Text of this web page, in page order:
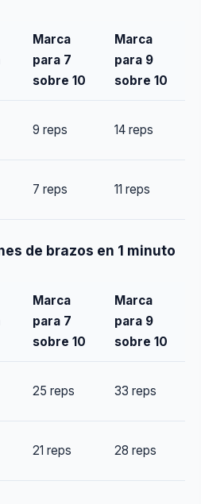
Marca
para 7
sobre 10
Marca
para 9
sobre 10
9 reps 14 reps
7 reps 11 reps
de brazos en 1 minuto
Marca
para 7
sobre 10
Marca
para 9
sobre 10
25 reps 33 reps
21 reps 28 reps